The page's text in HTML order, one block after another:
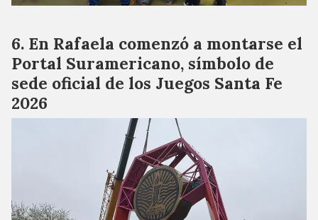
En Rafaela comenzó a montarse el
Portal Suramericano, símbolo de
sede oficial de los Juegos Santa Fe
2026